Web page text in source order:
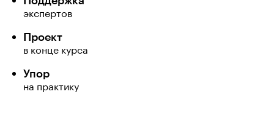
экспертов
Проект
в конце курса
Упор
на практику